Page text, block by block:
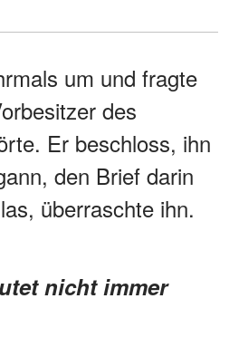
um und fragte
des
Er beschloss, ihn
den Brief darin
überraschte ihn.